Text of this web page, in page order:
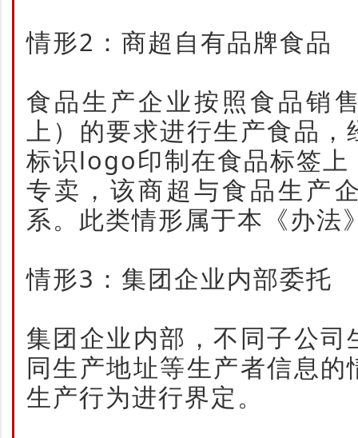
情形2：商超自有品牌食品
食品生产企业按照食品销
上）的要求进行生产食品
标识logo印制在食品标签
专卖，该商超与食品生产
系。此类情形属于本《办法
情形3：集团企业内部委托
集团企业内部，不同子公
同生产地址等生产者信息
生产行为进行界定。